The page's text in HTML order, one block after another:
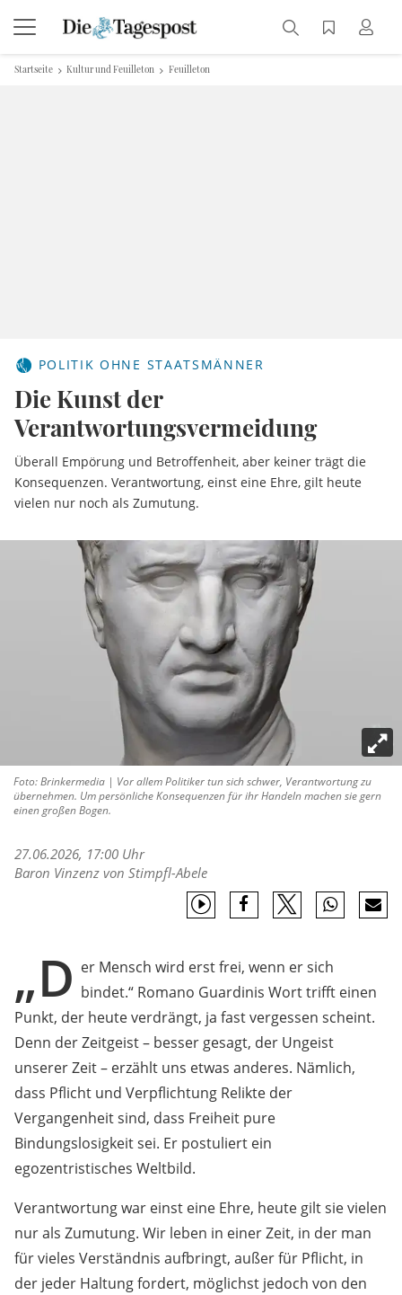
Startseite Kultur und Feuilleton Feuilleton
POLITIK OHNE STAATSMÄNNER
Die Kunst der
Verantwortungsvermeidung
Überall Empörung und Betroffenheit, aber keiner trägt die
Konsequenzen. Verantwortung, einst eine Ehre, gilt heute
vielen nur noch als Zumutung.
Foto: Brinkermedia | Vor allem Politiker tun sich schwer, Verantwortung zu
übernehmen. Um persönliche Konsequenzen für ihr Handeln machen sie gern
einen großen Bogen.
27.06.2026, 17:00 Uhr
Baron Vinzenz von Stimpfl-Abele
„D er Mensch wird erst frei, wenn er sich
bindet.“ Romano Guardinis Wort trifft einen
Punkt, der heute verdrängt, ja fast vergessen scheint.
Denn der Zeitgeist – besser gesagt, der Ungeist
unserer Zeit – erzählt uns etwas anderes. Nämlich,
dass Pflicht und Verpflichtung Relikte der
Vergangenheit sind, dass Freiheit pure
Bindungslosigkeit sei. Er postuliert ein
egozentristisches Weltbild.
Verantwortung war einst eine Ehre, heute gilt sie vielen
nur als Zumutung. Wir leben in einer Zeit, in der man
für vieles Verständnis aufbringt, außer für Pflicht, in
der jeder Haltung fordert, möglichst jedoch von den